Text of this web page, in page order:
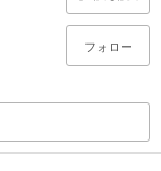
フォロー